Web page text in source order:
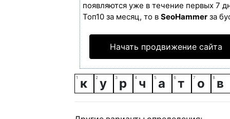
появляются уже в течение первых 7
Топ10 за месяц, то в SeoHammer за
Начать продвижение сайта
к у р ч а т о в